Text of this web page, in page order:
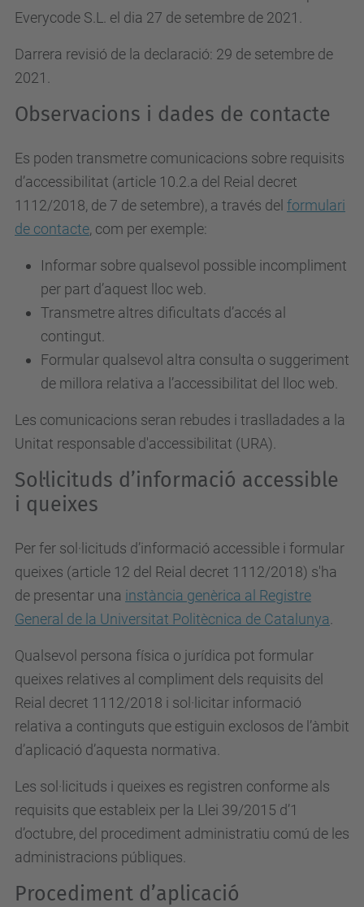
Everycode S.L. el dia 27 de setembre de 2021.
Darrera revisió de la declaració: 29 de setembre de
2021.
Observacions i dades de contacte
Es poden transmetre comunicacions sobre requisits
d’accessibilitat (article 10.2.a del Reial decret
1112/2018, de 7 de setembre), a través del formulari
de contacte, com per exemple:
Informar sobre qualsevol possible incompliment
per part d’aquest lloc web.
Transmetre altres dificultats d’accés al
contingut.
Formular qualsevol altra consulta o suggeriment
de millora relativa a l’accessibilitat del lloc web.
Les comunicacions seran rebudes i traslladades a la
Unitat responsable d'accessibilitat (URA).
Sol·licituds d’informació accessible
i queixes
Per fer sol·licituds d’informació accessible i formular
queixes (article 12 del Reial decret 1112/2018) s'ha
de presentar una instància genèrica al Registre
General de la Universitat Politècnica de Catalunya
Qualsevol persona física o jurídica pot formular
queixes relatives al compliment dels requisits del
Reial decret 1112/2018 i sol·licitar informació
relativa a continguts que estiguin exclosos de l’àmbit
d’aplicació d’aquesta normativa.
Les sol·licituds i queixes es registren conforme als
requisits que estableix per la Llei 39/2015 d’1
d’octubre, del procediment administratiu comú de les
administracions públiques.
Procediment d’aplicació